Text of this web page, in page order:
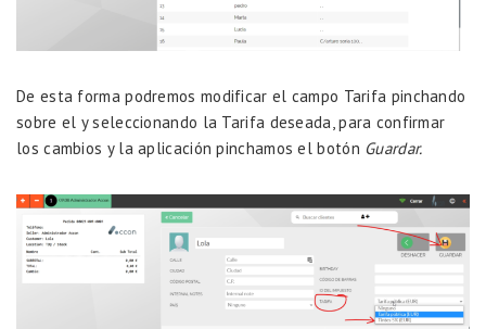
De esta forma podremos modificar el campo Tarifa pinchando
sobre el y seleccionando la Tarifa deseada, para confirmar
los cambios y la aplicación pinchamos el botón Guardar.